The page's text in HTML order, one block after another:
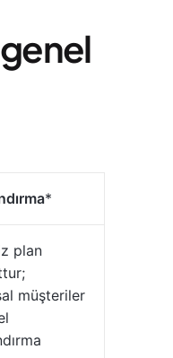
*
plan
müşteriler